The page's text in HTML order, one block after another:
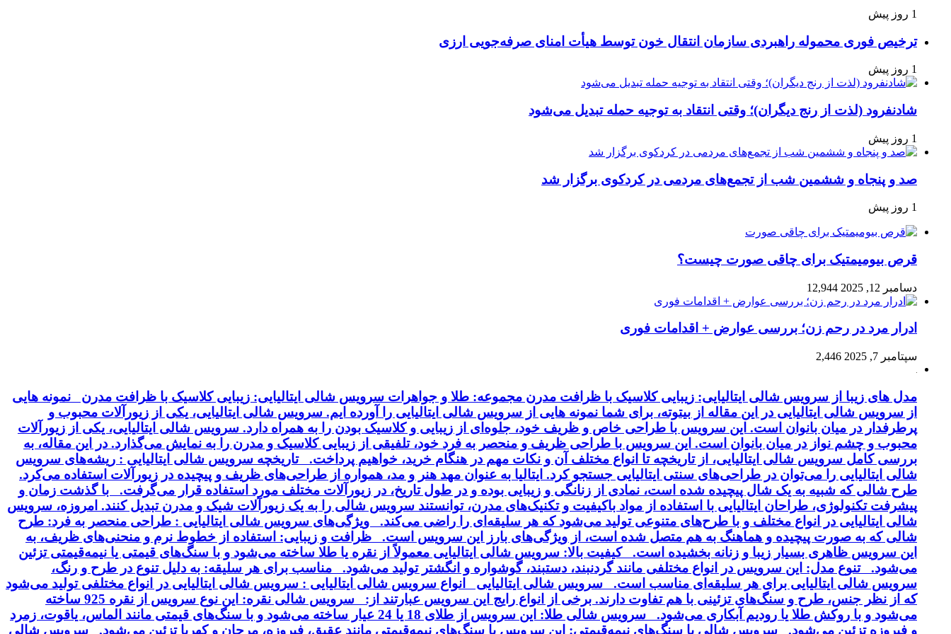
1 روز پیش
ترخیص فوری محموله راهبردی سازمان انتقال خون توسط هیأت امنای صرفه‌جویی ارزی
1 روز پیش
شادنفرود (لذت از رنج دیگران)؛ وقتی انتقاد به توجیه حمله تبدیل می‌شود
1 روز پیش
صد و پنجاه‌ و ششمین شب از تجمع‌های مردمی در کردکوی برگزار شد
1 روز پیش
قرص بیومیمتیک برای چاقی صورت چیست؟
دسامبر 12, 2025 12,944
ادرار مرد در رحم زن؛ بررسی عوارض + اقدامات فوری
سپتامبر 7, 2025 2,446
مدل های زیبا از سرویس شالی ایتالیایی: زیبایی کلاسیک با ظرافت مدرن مجموعه: طلا و جواهرات سرویس شالی ایتالیایی: زیبایی کلاسیک با ظرافت مدرن نمونه هایی
از سرویس شالی ایتالیایی در این مقاله از بیتوته، برای شما نمونه هایی از سرویس شالی ایتالیایی را آورده ایم. سرویس شالی ایتالیایی، یکی از زیورآلات محبوب و
پرطرفدار در میان بانوان است. این سرویس با طراحی خاص و ظریف خود، جلوه‌ای از زیبایی و کلاسیک بودن را به همراه دارد. سرویس شالی ایتالیایی، یکی از زیورآلات
محبوب و چشم نواز در میان بانوان است. این سرویس با طراحی ظریف و منحصر به فرد خود، تلفیقی از زیبایی کلاسیک و مدرن را به نمایش می‌گذارد. در این مقاله، به
بررسی کامل سرویس شالی ایتالیایی، از تاریخچه تا انواع مختلف آن و نکات مهم در هنگام خرید، خواهیم پرداخت. تاریخچه سرویس شالی ایتالیایی : ریشه‌های سرویس
شالی ایتالیایی را می‌توان در طراحی‌های سنتی ایتالیایی جستجو کرد. ایتالیا به عنوان مهد هنر و مد، همواره از طراحی‌های ظریف و پیچیده در زیورآلات استفاده می‌کرد.
طرح شالی که شبیه به یک شال پیچیده شده است، نمادی از زنانگی و زیبایی بوده و در طول تاریخ، در زیورآلات مختلف مورد استفاده قرار می‌گرفت. با گذشت زمان و
پیشرفت تکنولوژی، طراحان ایتالیایی با استفاده از مواد باکیفیت و تکنیک‌های مدرن، توانستند سرویس شالی را به یک زیورآلات شیک و مدرن تبدیل کنند. امروزه، سرویس
شالی ایتالیایی در انواع مختلف و با طرح‌های متنوعی تولید می‌شود که هر سلیقه‌ای را راضی می‌کند. ویژگی‌های سرویس شالی ایتالیایی : طراحی منحصر به فرد: طرح
شالی که به صورت پیچیده و هماهنگ به هم متصل شده است، از ویژگی‌های بارز این سرویس است. ظرافت و زیبایی: استفاده از خطوط نرم و منحنی‌های ظریف، به
این سرویس ظاهری بسیار زیبا و زنانه بخشیده است. کیفیت بالا: سرویس شالی ایتالیایی معمولاً از نقره یا طلا ساخته می‌شود و با سنگ‌های قیمتی یا نیمه‌قیمتی تزئین
می‌شود. تنوع مدل: این سرویس در انواع مختلفی مانند گردنبند، دستبند، گوشواره و انگشتر تولید می‌شود. مناسب برای هر سلیقه: به دلیل تنوع در طرح و رنگ،
سرویس شالی ایتالیایی برای هر سلیقه‌ای مناسب است. سرویس شالی ایتالیایی انواع سرویس شالی ایتالیایی : سرویس شالی ایتالیایی در انواع مختلفی تولید می‌شود
که از نظر جنس، طرح و سنگ‌های تزئینی با هم تفاوت دارند. برخی از انواع رایج این سرویس عبارتند از: سرویس شالی نقره: این نوع سرویس از نقره 925 ساخته
می‌شود و با روکش طلا یا رودیم آبکاری می‌شود. سرویس شالی طلا: این سرویس از طلای 18 یا 24 عیار ساخته می‌شود و با سنگ‌های قیمتی مانند الماس، یاقوت، زمرد
و فیروزه تزئین می‌شود. سرویس شالی با سنگ‌های نیمه‌قیمتی: این سرویس با سنگ‌های نیمه‌قیمتی مانند عقیق، فیروزه، مرجان و کهربا تزئین می‌شود. سرویس شالی